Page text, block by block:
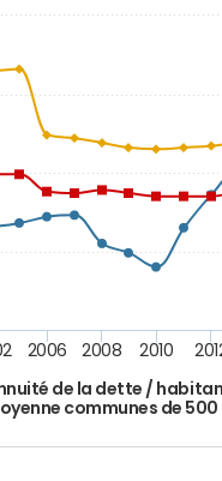
de la dette /
communes de
2006 2008 2010